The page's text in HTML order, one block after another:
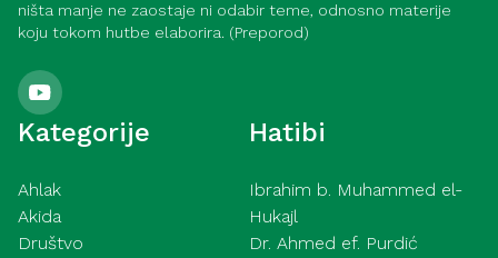
ništa manje ne zaostaje ni odabir teme, odnosno materije
koju tokom hutbe elaborira. (Preporod)
Kategorije
Ahlak
Akida
Društvo
Hatibi
Ibrahim b. Muhammed el-
Hukajl
Dr. Ahmed ef. Purdić